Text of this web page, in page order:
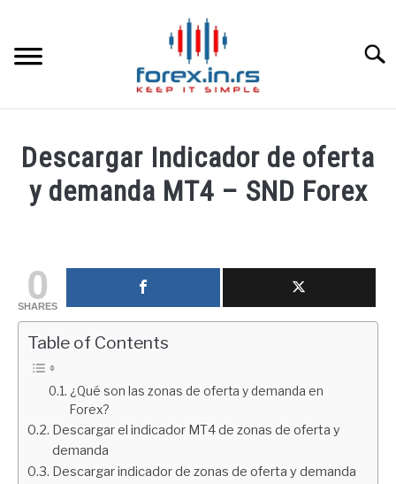
content
HOME ESPAÑOLA
LA INVERSIÓN
CONTACT
Descargar Indicador de oferta
y demanda MT4 – SND Forex
in
Educación
financiera
0
SHARES
Table of Contents
¿Qué son las zonas de oferta y demanda en
Forex?
Descargar el indicador MT4 de zonas de oferta y
demanda
Descargar indicador de zonas de oferta y demanda